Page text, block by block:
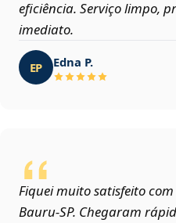
eficiência. Serviço limpo,
imediato.
EP Edna P.
Fiquei muito satisfeito
Bauru‑SP. Chegaram